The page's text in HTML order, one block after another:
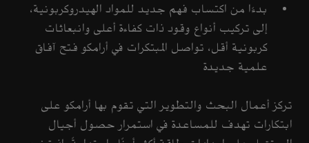
بدءًا من اكتساب فهم جديد للمواد الهيدروكربونية،
إلى تركيب أنواع وقود ذات كفاءة أعلى وانبعاثات
كربونية أقل، تواصل المبتكرات في أرامكو فتح آفاق
علمية جديدة
تركز أعمال البحث والتطوير التي تقوم بها أرامكو على
ابتكارات تهدف للمساعدة في استمرار حصول أجيال